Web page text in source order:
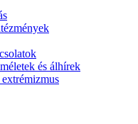
és álhírek